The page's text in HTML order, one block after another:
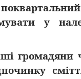
у
громадяни